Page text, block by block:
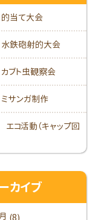
当て大会
鉄砲射的大会
ブト虫観察会
サンガ制作
コ活動（キャップ回
カイブ
(8)